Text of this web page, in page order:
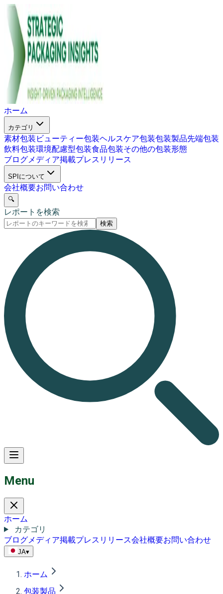
ホーム
カテゴリ
素材包装 ビューティー包装ヘルスケア包装包装製品先端包装
飲料包装環境配慮型包装食品包装その他の包装形態
ブログメディア掲載プレスリリース
SPIについて
会社概要お問い合わせ
🔍
レポートを検索
検索
Menu
ホーム
カテゴリ
ブログメディア掲載プレスリリース会社概要お問い合わせ
JA▾
ホーム
包装製品